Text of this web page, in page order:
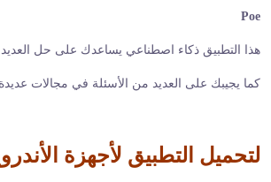
Poe
هذا التطبيق ذكاء اصطناعي يساعدك على حل
كما يجيبك على العديد من الأسئلة في مجالات
لتحميل التطبيق لأجهزة